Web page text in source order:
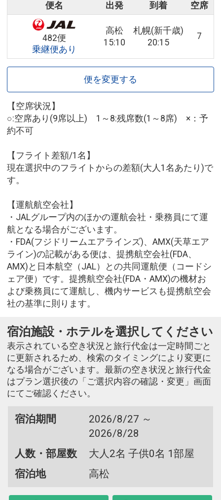
便名 出発 到着 空席
482便
乗継便あり
高松
15:10
札幌(新千歳)
20:15
7
便を変更する
【空席状況】
○:空席あり(9席以上) 1～8:残席数(1～8席) ×：予
約不可
【フライト差額/1名】
現在選択中のフライトからの差額(大人1名あたり)で
す。
【運航航空会社】
・JALグループ内のほかの運航会社・乗務員にて運
航となる場合がございます。
・FDA(フジドリームエアラインズ)、AMX(天草エア
ライン)の記載がある便は、提携航空会社(FDA、
AMX)と日本航空（JAL）との共同運航便（コードシ
ェア便）です。提携航空会社(FDA・AMX)の機材お
よび乗務員にて運航し、機内サービスも提携航空会
社の基準に則ります。
宿泊施設・ホテルを選択してください
表示されている空き状況と旅行代金は一定時間ごと
に更新されるため、検索のタイミングにより変更に
なる場合がございます。最新の空き状況と旅行代金
はプラン選択後の「ご選択内容の確認・変更」画面
にてご確認ください。
宿泊期間
2026/8/27 ～
2026/8/28
人数・部屋数
大人2名 子供0名 1部屋
宿泊地
高松